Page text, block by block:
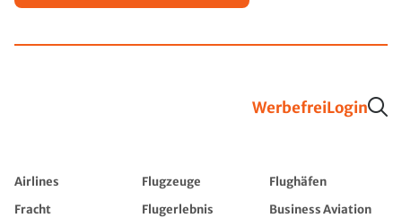
WerbefreiLogin
Airlines Flugzeuge
Flughäfen
Fracht
Flugerlebnis
Business Aviation